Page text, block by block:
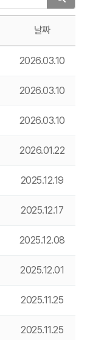
날짜
2026.03.10
2026.03.10
2026.03.10
2026.01.22
2025.12.19
2025.12.17
2025.12.08
2025.12.01
2025.11.25
2025.11.25